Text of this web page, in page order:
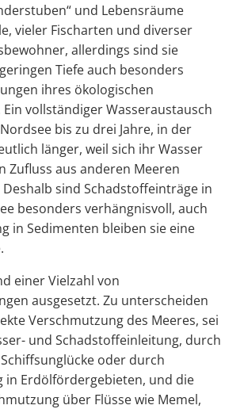
und Lebensräume
vieler Fischarten und diverser
allerdings sind sie
Tiefe auch besonders
ihres ökologischen
Ein vollständiger Wasseraustausch
bis zu drei Jahre, in der
länger, weil sich ihr Wasser
Zufluss aus anderen Meeren
sind Schadstoffeinträge in
besonders verhängnisvoll, auch
in Sedimenten bleiben sie eine
einer Vielzahl von
ausgesetzt. Zu unterscheiden
Verschmutzung des Meeres, sei
und Schadstoffeinleitung, durch
oder durch
in Erdölfördergebieten, und die
über Flüsse wie Memel,